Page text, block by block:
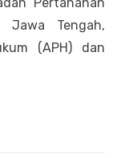
Jawa Tengah,
(APH) dan